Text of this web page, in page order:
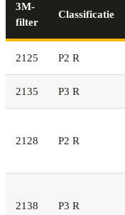
3M-
filter
Classificatie
2125 P2 R
2135 P3 R
2128 P2 R
2138 P3 R